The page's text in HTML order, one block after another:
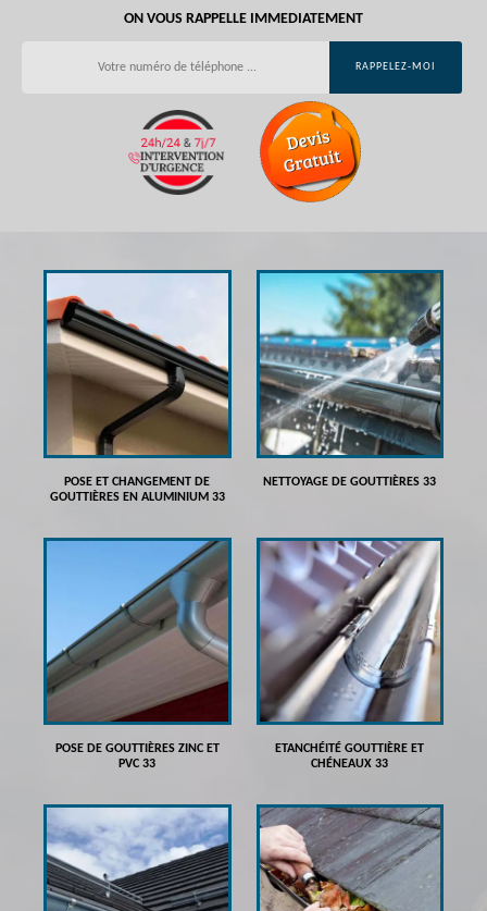
ON VOUS RAPPELLE IMMEDIATEMENT
POSE ET CHANGEMENT DE
GOUTTIÈRES EN ALUMINIUM 33
NETTOYAGE DE GOUTTIÈRES 33
POSE DE GOUTTIÈRES ZINC ET
PVC 33
ETANCHÉITÉ GOUTTIÈRE ET
CHÉNEAUX 33